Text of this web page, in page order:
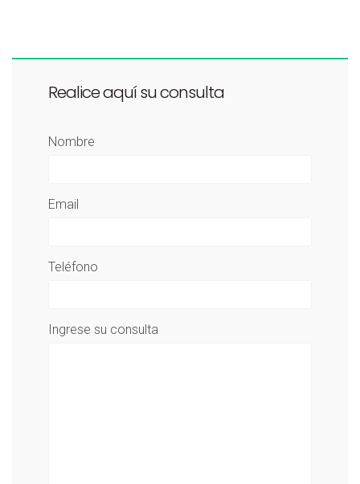
Realice aquí su consulta
Nombre
Email
Teléfono
Ingrese su consulta